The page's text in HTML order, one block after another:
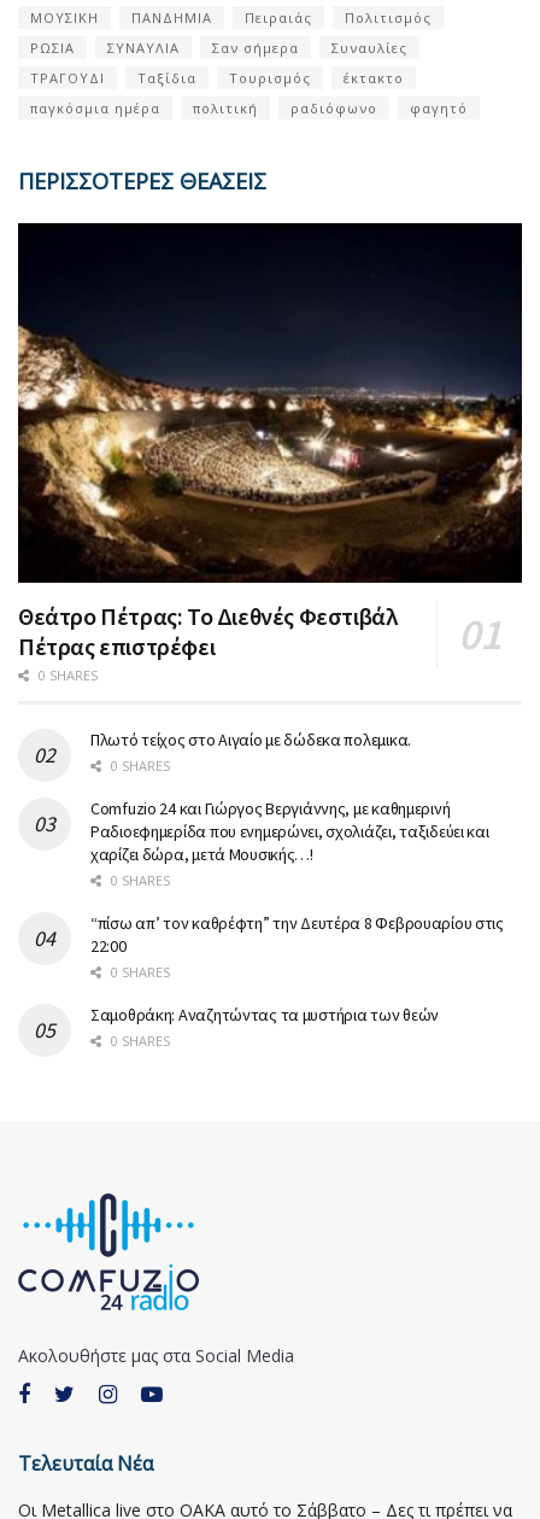
ΜΟΥΣΙΚΗ ΠΑΝΔΗΜΙΑ Πειραιάς
Πολιτισμός
ΡΩΣΙΑ
ΣΥΝΑΥΛΙΑ Σαν σήμερα
Συναυλίες
ΤΡΑΓΟΥΔΙ
Ταξίδια Τουρισμός
έκτακτο
παγκόσμια ημέρα
πολιτική ραδιόφωνο φαγητό
ΠΕΡΙΣΣΟΤΕΡΕΣ ΘΕΑΣΕΙΣ
Θεάτρο Πέτρας: Το Διεθνές Φεστιβάλ
Πέτρας επιστρέφει
0 SHARES
Πλωτό τείχος στο Αιγαίο με δώδεκα πολεμικα.
0 SHARES
Comfuzio 24 και Γιώργος Βεργιάννης, με καθημερινή
Ραδιοεφημερίδα που ενημερώνει, σχολιάζει, ταξιδεύει και
χαρίζει δώρα, μετά Μουσικής…!
0 SHARES
“πίσω απ’ τον καθρέφτη” την Δευτέρα 8 Φεβρουαρίου στις
22:00
0 SHARES
Σαμοθράκη: Αναζητώντας τα μυστήρια των θεών
0 SHARES
Ακολουθήστε μας στα Social Media
Τελευταία Νέα
Οι Metallica live στο ΟΑΚΑ αυτό το Σάββατο – Δες τι πρέπει να